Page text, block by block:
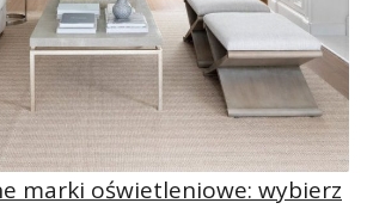
marki oświetleniowe: wybierz